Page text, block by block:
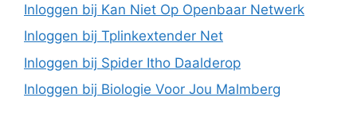
Inloggen bij Kan Niet Op Openbaar Netwerk
Inloggen bij Tplinkextender Net
Inloggen bij Spider Itho Daalderop
Inloggen bij Biologie Voor Jou Malmberg